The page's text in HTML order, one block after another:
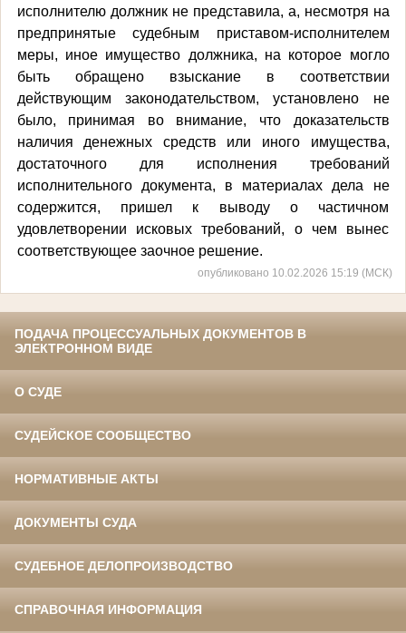
исполнителю должник не представила, а, несмотря на
предпринятые судебным приставом-исполнителем
меры, иное имущество должника, на которое могло
быть обращено взыскание в соответствии
действующим законодательством, установлено не
было, принимая во внимание, что доказательств
наличия денежных средств или иного имущества,
достаточного для исполнения требований
исполнительного документа, в материалах дела не
содержится, пришел к выводу о частичном
удовлетворении исковых требований, о чем вынес
соответствующее заочное решение.
опубликовано 10.02.2026 15:19 (МСК)
ПОДАЧА ПРОЦЕССУАЛЬНЫХ ДОКУМЕНТОВ В
ЭЛЕКТРОННОМ ВИДЕ
О СУДЕ
СУДЕЙСКОЕ СООБЩЕСТВО
НОРМАТИВНЫЕ АКТЫ
ДОКУМЕНТЫ СУДА
СУДЕБНОЕ ДЕЛОПРОИЗВОДСТВО
СПРАВОЧНАЯ ИНФОРМАЦИЯ